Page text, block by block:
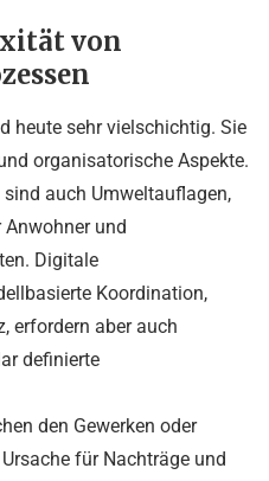
von
heute sehr vielschichtig. Sie
organisatorische Aspekte.
auch Umweltauflagen,
Anwohner und
Digitale
Koordination,
erfordern aber auch
definierte
den Gewerken oder
für Nachträge und